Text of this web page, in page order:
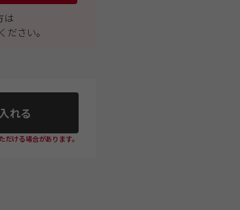
は
ださい。
れる
ける場合があります。